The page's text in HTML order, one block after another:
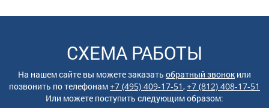
СХЕМА РАБОТЫ
На нашем сайте вы можете заказать обратный звонокили
позвонить потелефонам+7 (495) 409-17-51,+7 (812) 408-17-51
Или можете поступить следующим образом: